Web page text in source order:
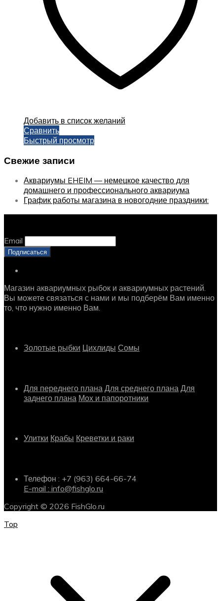
Добавить в список желаний
Сравнить
Быстрый просмотр
Свежие записи
Аквариумы EHEIM — немецкое качество для
домашнего и профессионального аквариума
График работы магазина в новогодние праздники:
Email
Магазин аквариумных рыбок и аквариумных растений.
Вы можете связаться с нами и мы подберём Вам именно
то, что нужно именно Вам.
Золотые рыбки Цихлиды Сомы
Для переднего плана Для среднего плана Для
заднего плана Мох и папоротники
Улитки Крабы Креветки и раки
Телефон : +7 (963) 664-66-74
E-mail : info@fishglo.ru
Copyright © 2026 FishGlo.ru
Top